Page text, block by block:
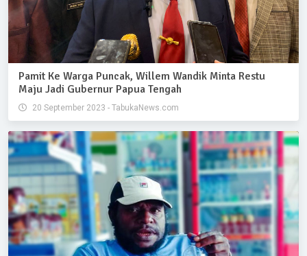
Pamit Ke Warga Puncak, Willem Wandik Minta Restu
Maju Jadi Gubernur Papua Tengah
20 September 2023 - TabukaNews.com